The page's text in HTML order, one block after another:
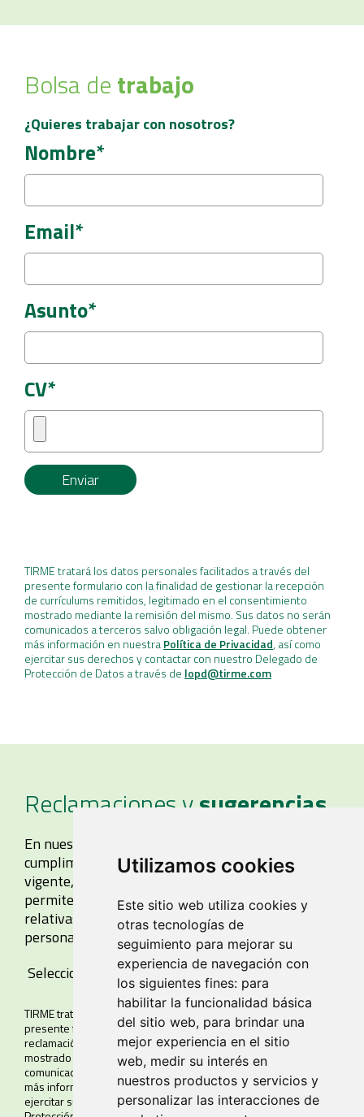
Utilizamos cookies
Este sitio web utiliza cookies y
otras tecnologías de
seguimiento para mejorar su
experiencia de navegación con
los siguientes fines: para
habilitar la funcionalidad básica
del sitio web, para brindar una
mejor experiencia en el sitio
web, medir su interés en
nuestros productos y servicios y
personalizar las interacciones de
Bolsa detrabajo
¿Quieres trabajar con nosotros?
Nombre*
Email*
Asunto*
CV*
Enviar
TIRME tratará los datos personales facilitados a través del
presente formulario con la finalidad de gestionar la recepción
de currículums remitidos, legitimado en el consentimiento
mostrado mediante la remisión del mismo. Sus datos no serán
comunicados a terceros salvo obligación legal. Puede obtener
más información en nuestraPolítica de Privacidad, así como
ejercitar sus derechos y contactar con nuestro Delegado de
Protección de Datos a través de lopd@tirme.com
Reclamaciones ysugerencias
En nuestro afán de mejora contínua, y en
cumplimiento del Reglamento de Explotación
vigente, ponemos a disposición una plataforma que
permite realizar reclamaciones y sugerencias
relativas al funcionamiento del servicio a cualquier
persona usuaria del sistema.
TIRME tratará los datos personales facilitados a través del
presente formulario con la finalidad de gestionar y atender su
reclamación y/o sugerencia legitimado en el consentimiento
mostrado mediante la remisión del mismo. Sus datos no serán
comunicados a terceros salvo obligación legal. Puede obtener
más información en nuestraPolítica de Privacidad, así como
ejercitar sus derechos y contactar con nuestro Delegado de